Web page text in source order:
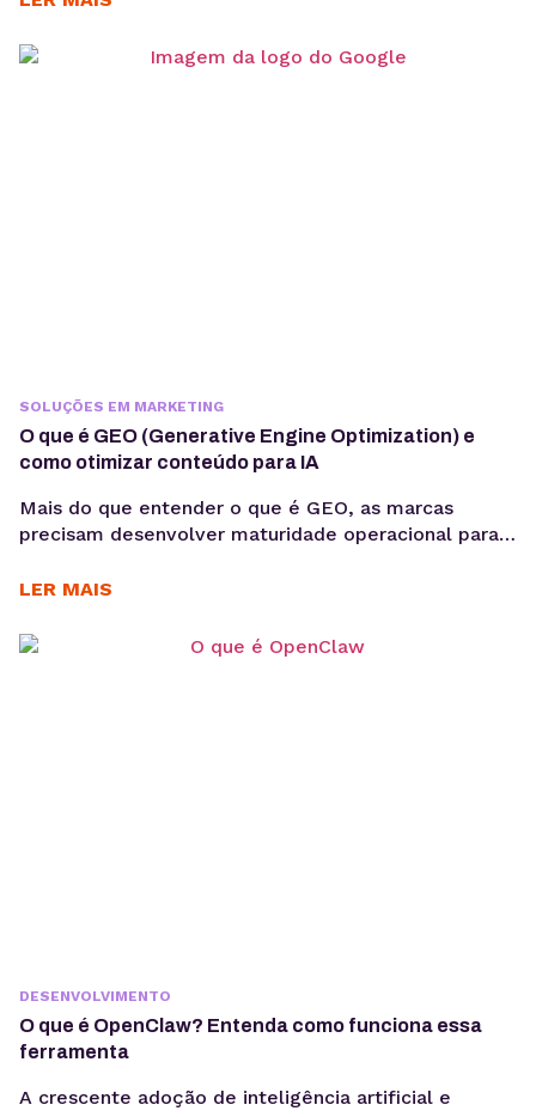
vai além de escolher um modelo de linguagem ou
SOLUÇÕES EM MARKETING
O que é GEO (Generative Engine Optimization) e
como otimizar conteúdo para IA
Mais do que entender o que é GEO, as marcas
precisam desenvolver maturidade operacional para
intenção, consistência temática e conteúdos
sem comprometer a experiência humana. A forma
LER MAIS
DESENVOLVIMENTO
O que é OpenClaw? Entenda como funciona essa
ferramenta
A crescente adoção de inteligência artificial e